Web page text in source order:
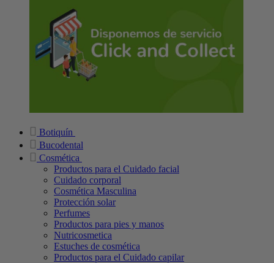
Botiquín
Bucodental
Cosmética
Productos para el Cuidado facial
Cuidado corporal
Cosmética Masculina
Protección solar
Perfumes
Productos para pies y manos
Nutricosmetica
Estuches de cosmética
Productos para el Cuidado capilar